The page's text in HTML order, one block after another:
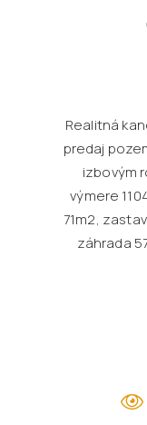
Realitná
predaj
izbovým
výmere
71m2,
záhrada